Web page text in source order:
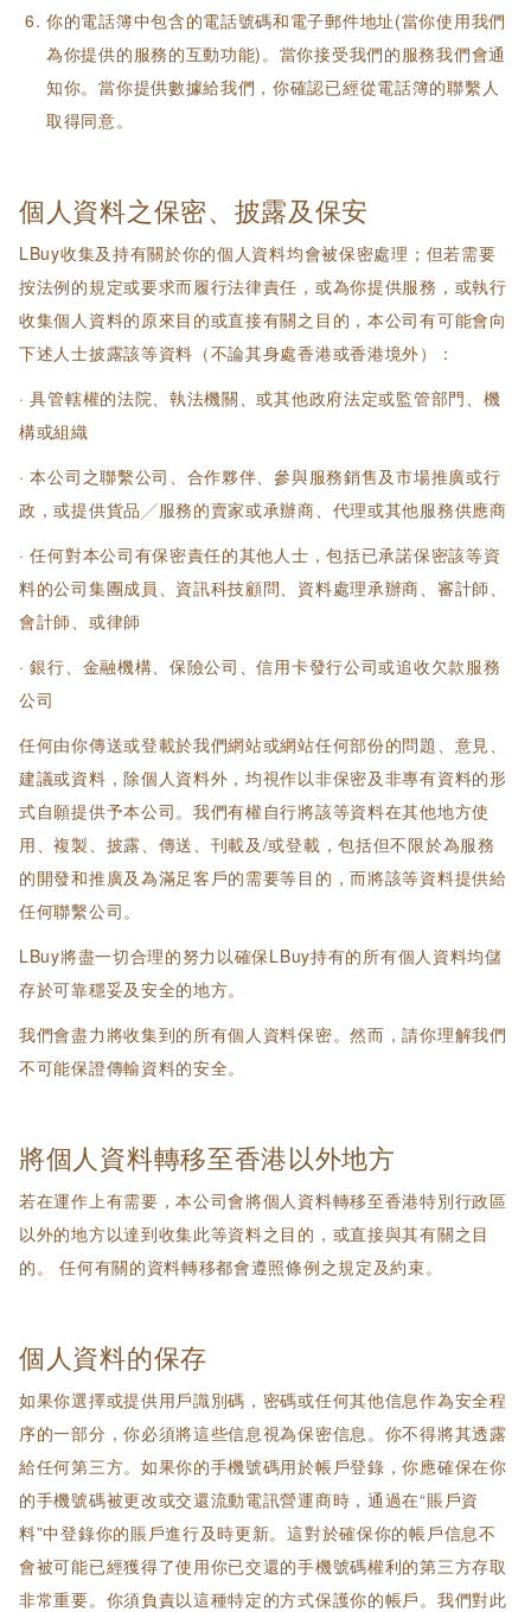
你的電話簿中包含的電話號碼和電子郵件地址(當你使用我們
為你提供的服務的互動功能)。當你接受我們的服務我們會通
知你。當你提供數據給我們，你確認已經從電話簿的聯繫人
取得同意。
個人資料之保密、披露及保安
LBuy收集及持有關於你的個人資料均會被保密處理；但若需要
按法例的規定或要求而履行法律責任，或為你提供服務，或執行
收集個人資料的原來目的或直接有關之目的，本公司有可能會向
下述人士披露該等資料（不論其身處香港或香港境外）：
· 具管轄權的法院、執法機關、或其他政府法定或監管部門、機
構或組織
· 本公司之聯繫公司、合作夥伴、參與服務銷售及市場推廣或行
政，或提供貨品╱服務的賣家或承辦商、代理或其他服務供應商
· 任何對本公司有保密責任的其他人士，包括已承諾保密該等資
料的公司集團成員、資訊科技顧問、資料處理承辦商、審計師、
會計師、或律師
· 銀行、金融機構、保險公司、信用卡發行公司或追收欠款服務
公司
任何由你傳送或登載於我們網站或網站任何部份的問題、意見、
建議或資料，除個人資料外，均視作以非保密及非專有資料的形
式自願提供予本公司。我們有權自行將該等資料在其他地方使
用、複製、披露、傳送、刊載及/或登載，包括但不限於為服務
的開發和推廣及為滿足客戶的需要等目的，而將該等資料提供給
任何聯繫公司。
LBuy將盡一切合理的努力以確保LBuy持有的所有個人資料均儲
存於可靠穩妥及安全的地方。
我們會盡力將收集到的所有個人資料保密。然而，請你理解我們
不可能保證傳輸資料的安全。
將個人資料轉移至香港以外地方
若在運作上有需要，本公司會將個人資料轉移至香港特別行政區
以外的地方以達到收集此等資料之目的，或直接與其有關之目
的。 任何有關的資料轉移都會遵照條例之規定及約束。
個人資料的保存
如果你選擇或提供用戶識別碼，密碼或任何其他信息作為安全程
序的一部分，你必須將這些信息視為保密信息。你不得將其透露
給任何第三方。如果你的手機號碼用於帳戶登錄，你應確保在你
的手機號碼被更改或交還流動電訊營運商時，通過在“賬戶資
料”中登錄你的賬戶進行及時更新。這對於確保你的帳戶信息不
會被可能已經獲得了使用你已交還的手機號碼權利的第三方存取
非常重要。你須負責以這種特定的方式保護你的帳戶。我們對此